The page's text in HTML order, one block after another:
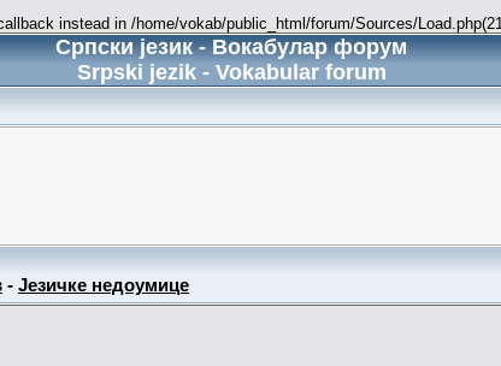
instead in /home/vokab/public_html/forum/Sources/
Српски језик - Вокабулар форум
Srpski jezik - Vokabular forum
- Језичке недоумице